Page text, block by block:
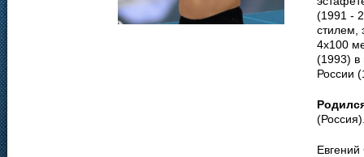
(1991 -
стилем,
4х100
(1993) в
России